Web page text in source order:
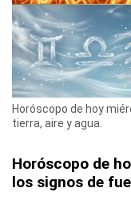
Horóscopo de hoy
tierra, aire y agua.
Horóscopo de
los signos de